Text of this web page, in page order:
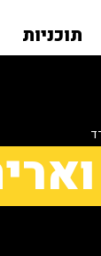
תוכניות